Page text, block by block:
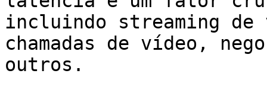
incluindo streaming
chamadas de vídeo,
outros.